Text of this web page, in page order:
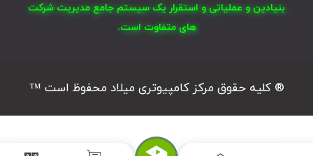
بنیادین و عملیاتی و استقرار یک سیستم جامع مدیریت شرکت
های متفاوت است.
® کلیه حقوق مرکز کامپیوتری میلاد محفوظ است ™